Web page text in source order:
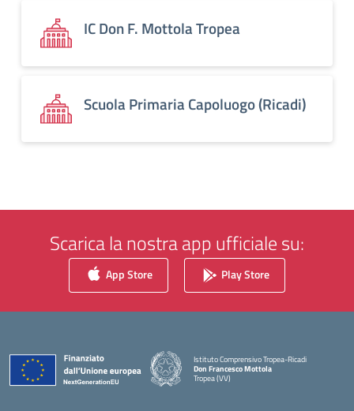
IC Don F. Mottola Tropea
Scuola Primaria Capoluogo (Ricadi)
Scarica la nostra app ufficiale su:
App Store Play Store
Istituto Comprensivo Tropea-Ricadi
Don Francesco Mottola
Tropea (VV)
— Visita la pagina iniziale della scuola